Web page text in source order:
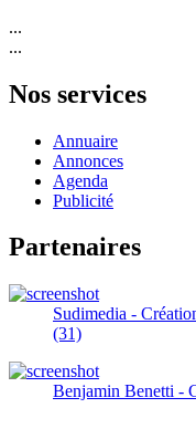
...
...
Nos services
Annuaire
Annonces
Agenda
Publicité
Partenaires
Sudimedia -
(31)
Benjamin Benetti -